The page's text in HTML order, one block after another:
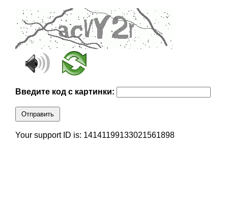
Введите код с картинки:
Отправить
Your support ID is: 14141199133021561898